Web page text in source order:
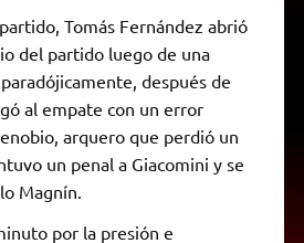
Tomás Fernández abrió
del partido luego de una
después de
al empate con un error
arquero que perdió un
un penal a Giacomini y se
Magnín.
por la presión e